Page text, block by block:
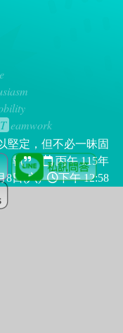
T eamwork
堅定，但不必一昧固
執
丙午 115年
8日(六)
下午 12:58